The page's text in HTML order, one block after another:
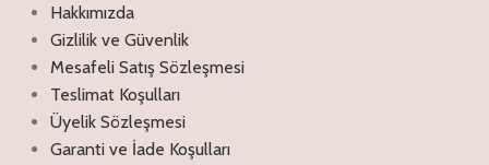
Hakkımızda
Gizlilik ve Güvenlik
Mesafeli Satış Sözleşmesi
Teslimat Koşulları
Üyelik Sözleşmesi
Garanti ve İade Koşulları